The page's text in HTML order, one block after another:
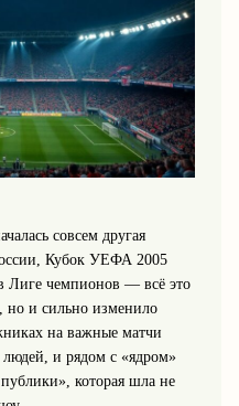
совсем другая
Кубок УЕФА 2005
Лиге чемпионов — всё это
но и сильно изменило
на важные матчи
людей, и рядом с «ядром»
которая шла не